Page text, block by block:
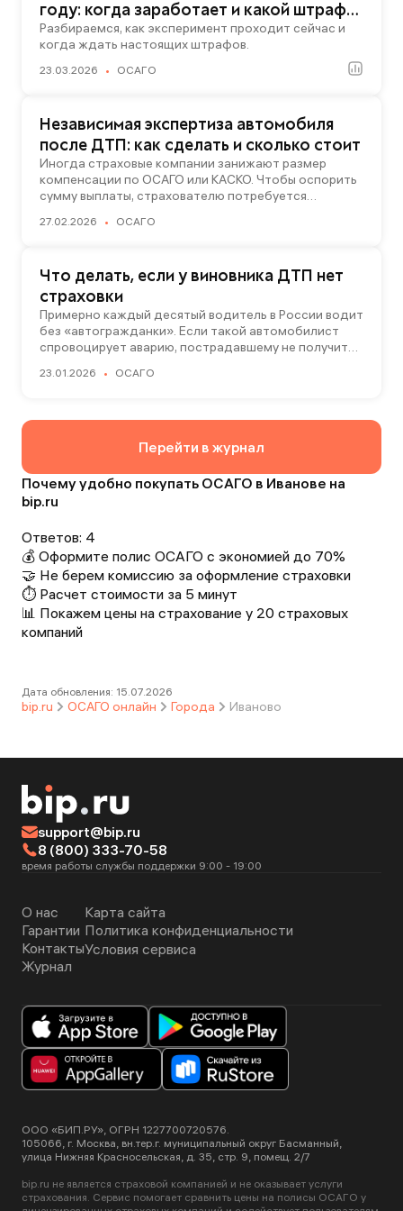
году: когда заработает и какой штраф
грозит за отсутствие страховки
Разбираемся, как эксперимент проходит сейчас и
когда ждать настоящих штрафов.
23.03.2026 ОСАГО
Независимая экспертиза автомобиля
после ДТП: как сделать и сколько стоит
Иногда страховые компании занижают размер
компенсации по ОСАГО или КАСКО. Чтобы оспорить
сумму выплаты, страхователю потребуется
кто ее проводит, сколько это стоит и кто
27.02.2026 ОСАГО
Что делать, если у виновника ДТП нет
страховки
Примерно каждый десятый водитель в России водит
без «автогражданки». Если такой автомобилист
спровоцирует аварию, пострадавшему не получить
добиться возмещения ущерба от бесполисника
23.01.2026 ОСАГО
Перейти в журнал
Почему удобно покупать ОСАГО в Иванове на
bip.ru
Ответов: 4
💰 Оформите полис ОСАГО с экономией до 70%
🤝 Не берем комиссию за оформление страховки
⏱️ Расчет стоимости за 5 минут
📊 Покажем цены на страхование у 20 страховых
компаний
Дата обновления: 15.07.2026
bip.ru ОСАГО онлайн Города Иваново
support@bip.ru
8 (800) 333-70-58
время работы службы поддержки 9:00 - 19:00
О нас
Гарантии
Контакты
Журнал
Карта сайта
Политика конфиденциальности
Условия сервиса
ООО «БИП.РУ», ОГРН 1227700720576.
105066, г. Москва, вн.тер.г. муниципальный округ Басманный,
улица Нижняя Красносельская, д. 35, стр. 9, помещ. 2/7
bip.ru не является страховой компанией и не оказывает услуги
страхования. Сервис помогает сравнить цены на полисы ОСАГО у